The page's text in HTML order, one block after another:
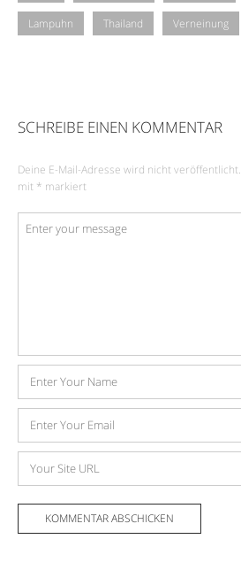
Lampuhn Thailand Verneinung
SCHREIBE EINEN KOMMENTAR
Deine E-Mail-Adresse wird nicht veröffentlicht.
mit * markiert
Kommentar
Name
Adresse
Website